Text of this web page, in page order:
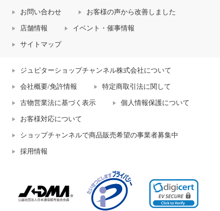
お問い合わせ お客様の声から改善しました
店舗情報 イベント・催事情報
サイトマップ
ジュピターショップチャンネル株式会社について
会社概要/免許情報 特定商取引法に関して
古物営業法に基づく表示 個人情報保護について
お客様対応について
ショップチャンネルで商品販売希望の事業者募集中
採用情報